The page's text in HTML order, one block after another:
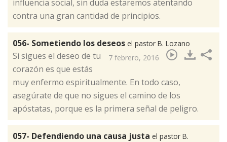
influencia social, sin duda estaremos atentando
contra una gran cantidad de principios.
056- Sometiendo los deseos el pastor B. Lozano
7 febrero, 2016
​Si sigues el deseo de tu
corazón es que estás
muy enfermo espiritualmente. En todo caso,
asegúrate de que no sigues el camino de los
apóstatas, porque es la primera señal de peligro.
057- Defendiendo una causa justa el pastor B.